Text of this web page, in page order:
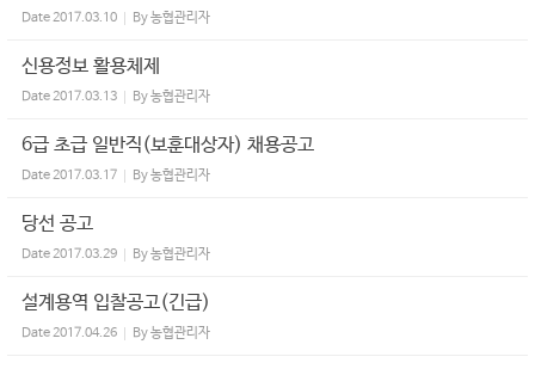
Date2017.03.10 By농협관리자
신용정보 활용체제
Date2017.03.13 By농협관리자
6급 초급 일반직(보훈대상자) 채용공고
Date2017.03.17 By농협관리자
당선 공고
Date2017.03.29 By농협관리자
설계용역 입찰공고(긴급)
Date2017.04.26 By농협관리자